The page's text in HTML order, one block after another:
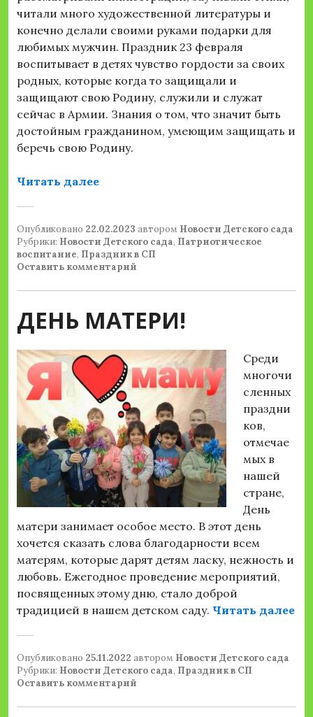
читали много художественной литературы и
конечно делали своими руками подарки для
любимых мужчин. Праздник 23 февраля
воспитывает в детях чувство гордости за своих
родных, которые когда то защищали и
защищают свою Родину, служили и служат
сейчас в Армии. Знания о том, что значит быть
достойным гражданином, умеющим защищать и
беречь свою Родину.
Читать далее«День Защитника Отечества»
Опубликовано 22.02.2023 автором Новости Детского сада
Рубрики: Новости Детского сада, Патриотическое
воспитание, Праздник в СП
Оставить комментарий
ДЕНЬ МАТЕРИ!
Среди
многочи
сленных
праздни
ков,
отмечае
мых в
нашей
стране,
День
матери занимает особое место. В этот день
хочется сказать слова благодарности всем
матерям, которые дарят детям ласку, нежность и
любовь. Ежегодное проведение мероприятий,
посвященных этому дню, стало доброй
традицией в нашем детском саду. Читать далее
Опубликовано 25.11.2022 автором Новости Детского сада
Рубрики: Новости Детского сада, Праздник в СП
Оставить комментарий